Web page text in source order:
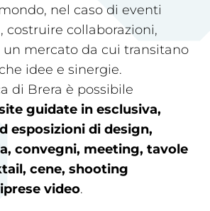
nel caso di eventi
costruire collaborazioni,
un mercato da cui transitano
idee e sinergie.
di Brera è possibile
guidate in esclusiva,
esposizioni di design,
convegni, meeting, tavole
cene, shooting
video.